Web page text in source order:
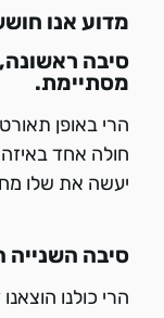
מדוע אנו
סיבה ראשונה,
מסתיימת.
הרי באופן
חולה אחד
יעשה את שלו
סיבה השנייה
הרי כולנו